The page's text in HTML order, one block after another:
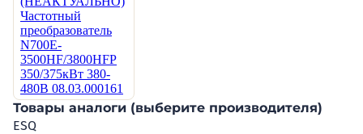
Товары аналоги (выберите производителя)
ESQ